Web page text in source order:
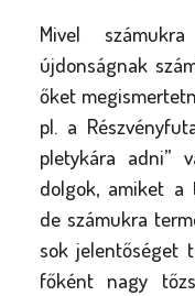
Mivel
újdonságnak
őket
pl. a
pletykára adni”
dolgok, amiket a
de számukra
sok jelentőséget
főként nagy